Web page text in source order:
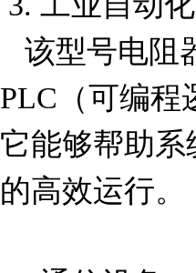
PLC（可编程
它能够帮助
的高效运行。